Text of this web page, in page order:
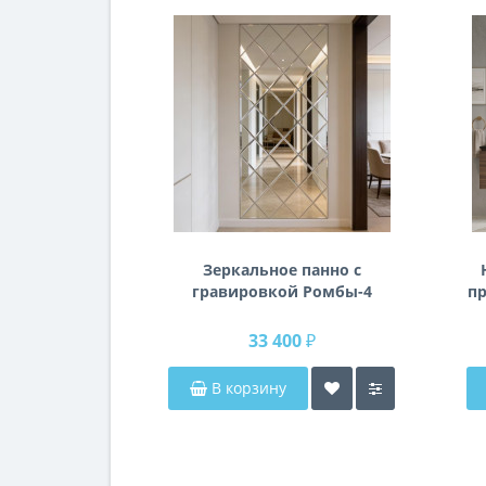
Зеркальное панно с
гравировкой Ромбы-4
33 400 ₽
В корзину